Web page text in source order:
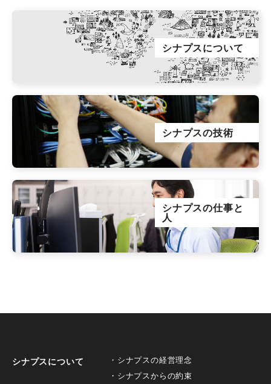
シナプスについて
シナプスの技術
シナプスの仕事と
人
シナプスについて
シナプスの経営理念
シナプスからの約束